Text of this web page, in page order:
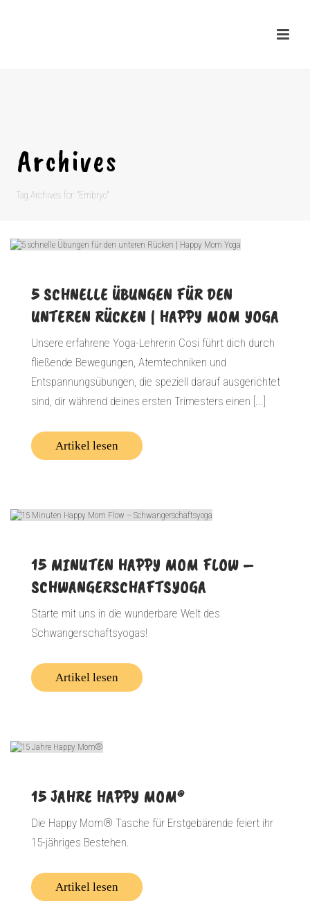
Archives
Tag Archives for: "Embryo"
5 SCHNELLE ÜBUNGEN FÜR DEN
UNTEREN RÜCKEN | HAPPY MOM YOGA
Unsere erfahrene Yoga-Lehrerin Cosi führt dich durch
fließende Bewegungen, Atemtechniken und
Entspannungsübungen, die speziell darauf ausgerichtet
sind, dir während deines ersten Trimesters einen [...]
Artikel lesen
15 MINUTEN HAPPY MOM FLOW –
SCHWANGERSCHAFTSYOGA
Starte mit uns in die wunderbare Welt des
Schwangerschaftsyogas!
Artikel lesen
15 JAHRE HAPPY MOM®
Die Happy Mom® Tasche für Erstgebärende feiert ihr
15-jähriges Bestehen.
Artikel lesen